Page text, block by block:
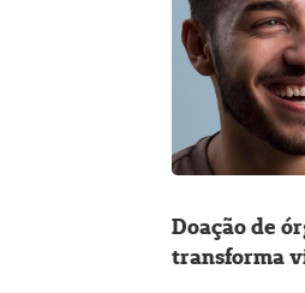
Doação de
transforma